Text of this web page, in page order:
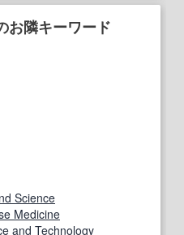
お隣キーワード
Science
Medicine
and Technology